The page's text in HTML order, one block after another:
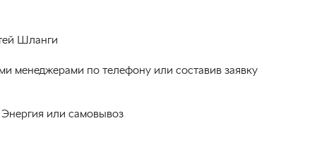
Шланги
менеджерами по телефону или составив заявку
или самовывоз